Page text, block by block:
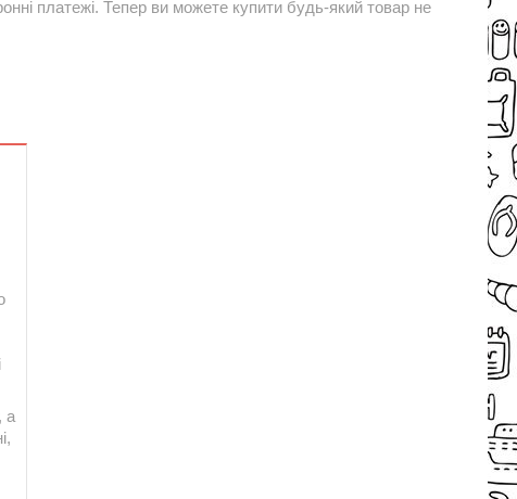
платежі. Тепер ви можете купити будь-який товар не
а